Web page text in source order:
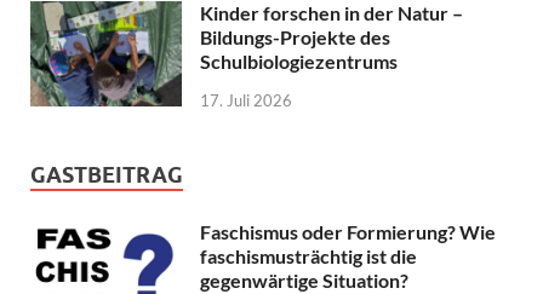
Kinder forschen in der Natur –
Bildungs-Projekte des
Schulbiologiezentrums
17. Juli 2026
GASTBEITRAG
Faschismus oder Formierung? Wie
faschismusträchtig ist die
gegenwärtige Situation?